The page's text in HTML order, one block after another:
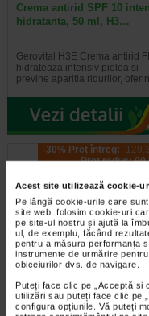
Acest site utilizează cookie-
Pe lângă cookie-urile care
site web, folosim cookie-uri
pe site-ul nostru și ajută la
ul, de exemplu, făcând
pentru a măsura performanța
instrumente de urmărire
obiceiurilor dvs. de navigare.
Puteți face clic pe „Acceptă si
utilizări sau puteți face clic pe
configura opțiunile. Vă puteți
Crema antirid SPF 10
hidratanta, 50 ml, H3…
Gerovital H3E Crema antirid
hidrateaza intensiv pielea si
previne aparitia ridurilor,
-30% Preț întreg:
Preț redus:
curatarea tenului gras X